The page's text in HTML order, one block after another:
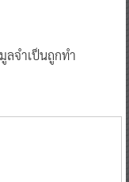
ลจำเป็นถูกทำ